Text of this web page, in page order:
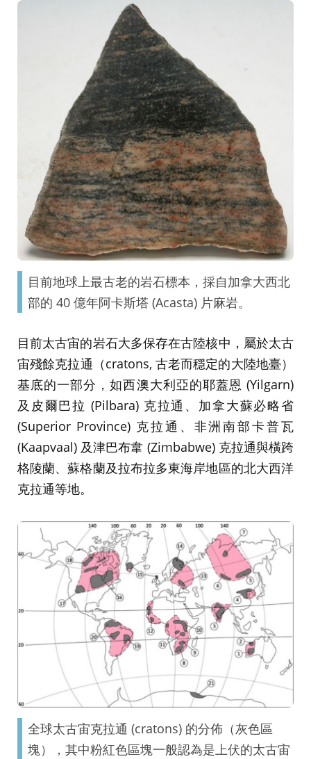
目前地球上最古老的岩石標本，採自加拿大西北
部的 40 億年阿卡斯塔 (Acasta) 片麻岩。
目前太古宙的岩石大多保存在古陸核中，屬於太古
宙殘餘克拉通（cratons, 古老而穩定的大陸地臺）
基底的一部分，如西澳大利亞的耶蓋恩 (Yilgarn)
及皮爾巴拉 (Pilbara) 克拉通、加拿大蘇必略省
(Superior Province) 克拉通、非洲南部卡普瓦
(Kaapvaal) 及津巴布韋 (Zimbabwe) 克拉通與橫跨
格陵蘭、蘇格蘭及拉布拉多東海岸地區的北大西洋
克拉通等地。
全球太古宙克拉通 (cratons) 的分佈（灰色區
塊），其中粉紅色區塊一般認為是上伏的太古宙